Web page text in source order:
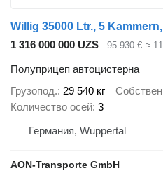
Willig 35000 Ltr., 5
1 316 000 000 UZS
95 930 € ≈
Полуприцеп автоцистерна
Грузопод. 29 540 кг
Количество осей 3
Германия, Wuppertal
AON-Transporte GmbH